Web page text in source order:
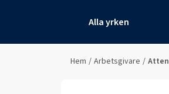
Alla yrken
Hem / Arbetsgivare /